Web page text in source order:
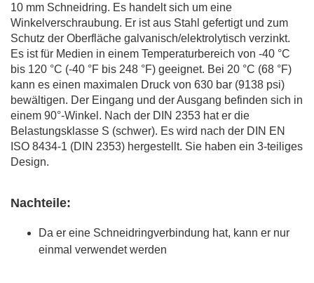
10 mm Schneidring. Es handelt sich um eine
Winkelverschraubung. Er ist aus Stahl gefertigt und zum
Schutz der Oberfläche galvanisch/elektrolytisch verzinkt.
Es ist für Medien in einem Temperaturbereich von -40 °C
bis 120 °C (-40 °F bis 248 °F) geeignet. Bei 20 °C (68 °F)
kann es einen maximalen Druck von 630 bar (9138 psi)
bewältigen. Der Eingang und der Ausgang befinden sich in
einem 90°-Winkel. Nach der DIN 2353 hat er die
Belastungsklasse S (schwer). Es wird nach der DIN EN
ISO 8434-1 (DIN 2353) hergestellt. Sie haben ein 3-teiliges
Design.
Nachteile:
Da er eine Schneidringverbindung hat, kann er nur
einmal verwendet werden